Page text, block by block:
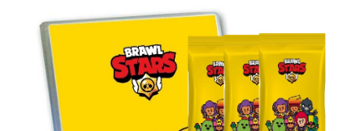
Correos
Artesanía
Oficina y
Papelería
Para Canarias,